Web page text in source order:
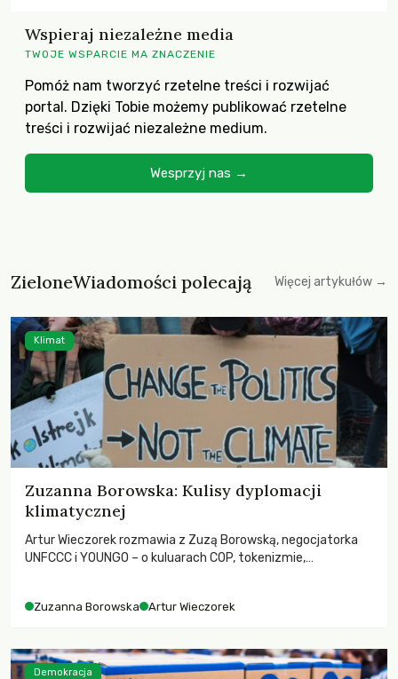
Wspieraj niezależne media
TWOJE WSPARCIE MA ZNACZENIE
Pomóż nam tworzyć rzetelne treści i rozwijać
portal. Dzięki Tobie możemy publikować rzetelne
treści i rozwijać niezależne medium.
Wesprzyj nas →
ZieloneWiadomości polecają Więcej artykułów →
Zuzanna Borowska: Kulisy dyplomacji
klimatycznej
Artur Wieczorek rozmawia z Zuzą Borowską, negocjatorka
UNFCCC i YOUNGO – o kuluarach COP, tokenizmie,
Zuzanna Borowska Artur Wieczorek
Klimat
Demokracja